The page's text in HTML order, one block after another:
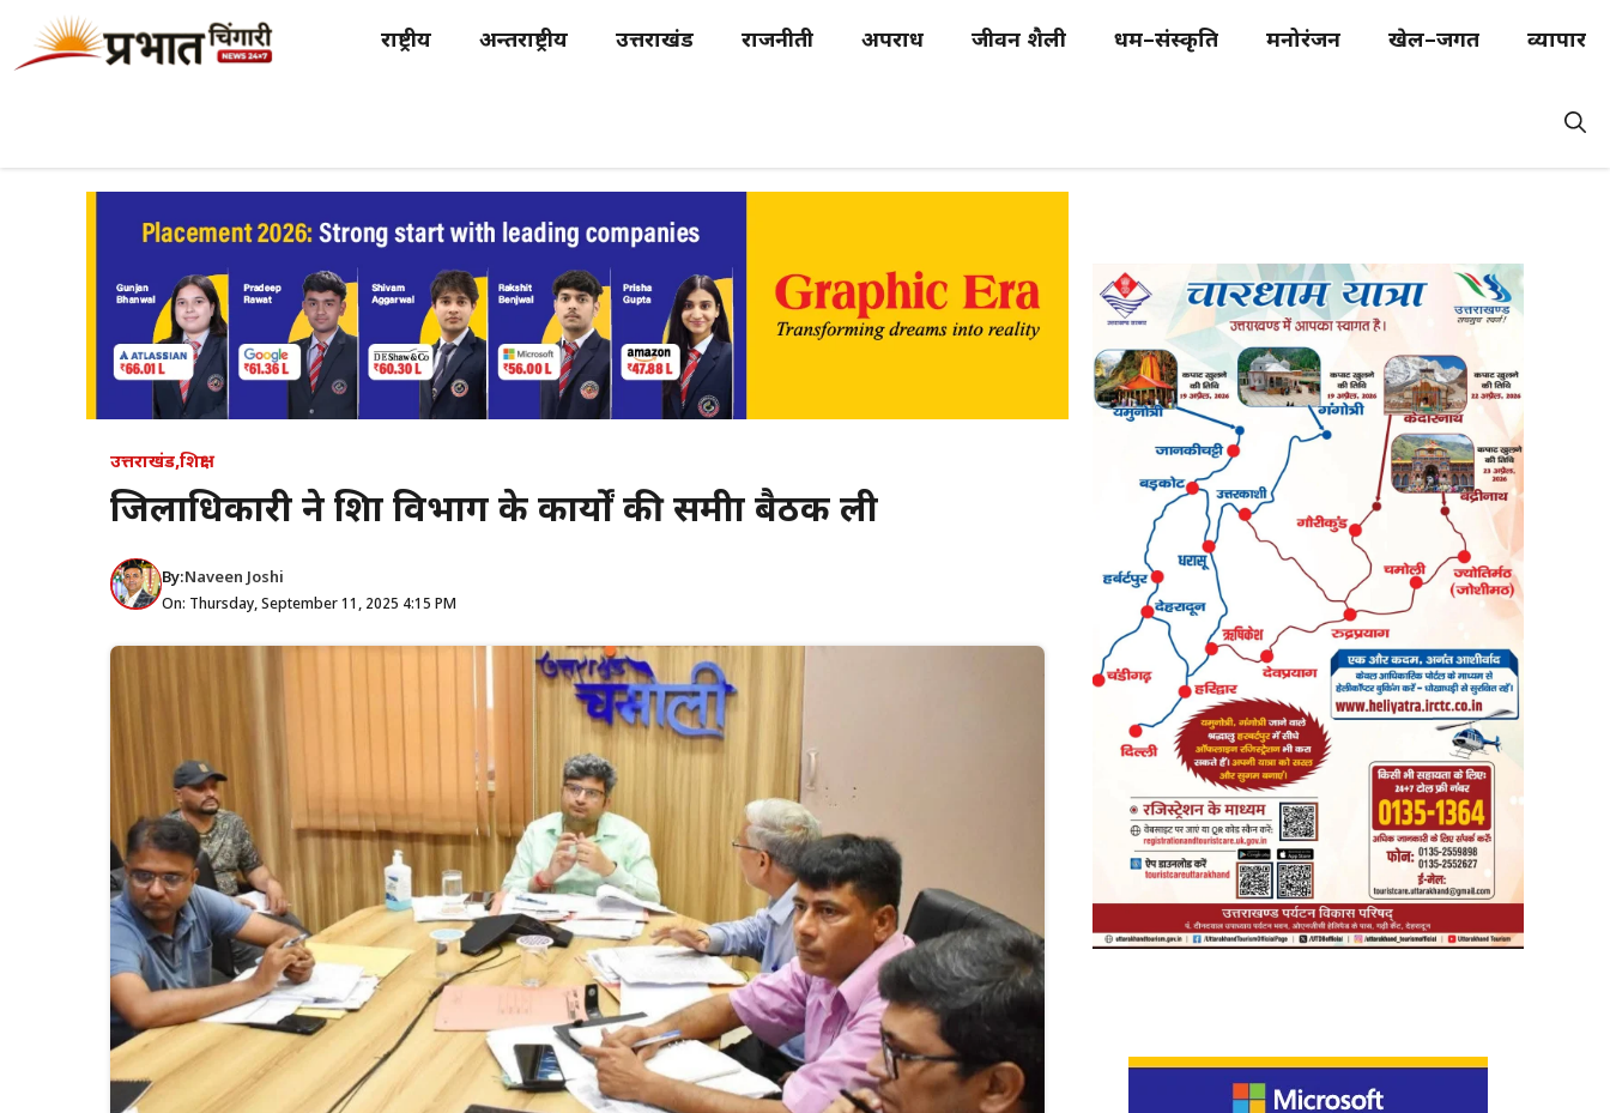
राष्ट्रीय अन्तर्राष्ट्रीय उत्तराखंड राजनीती अपराध जीवन शैली धर्म–संस्कृति मनोरंजन खेल–जगत व्यापार
उत्तराखंड,शिक्षा
जिलाधिकारी ने शिक्षा विभाग के कार्यों की समीक्षा बैठक ली
By:Naveen Joshi
On: Thursday, September 11, 2025 4:15 PM